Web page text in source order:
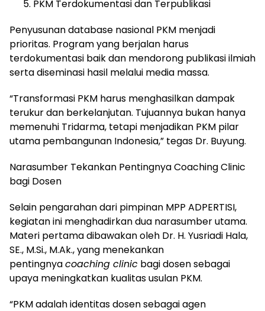
PKM Terdokumentasi dan Terpublikasi
Penyusunan database nasional PKM menjadi
prioritas. Program yang berjalan harus
terdokumentasi baik dan mendorong publikasi ilmiah
serta diseminasi hasil melalui media massa.
“Transformasi PKM harus menghasilkan dampak
terukur dan berkelanjutan. Tujuannya bukan hanya
memenuhi Tridarma, tetapi menjadikan PKM pilar
utama pembangunan Indonesia,” tegas Dr. Buyung.
Narasumber Tekankan Pentingnya Coaching Clinic
bagi Dosen
Selain pengarahan dari pimpinan MPP ADPERTISI,
kegiatan ini menghadirkan dua narasumber utama.
Materi pertama dibawakan oleh Dr. H. Yusriadi Hala,
SE., M.Si., M.Ak., yang menekankan
pentingnyacoaching clinic bagi dosen sebagai
upaya meningkatkan kualitas usulan PKM.
“PKM adalah identitas dosen sebagai agen